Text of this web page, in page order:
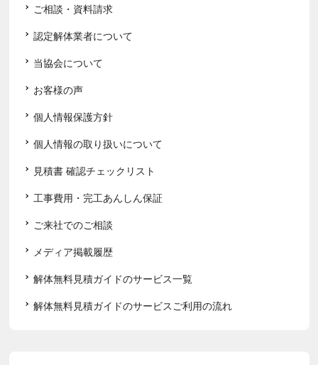
ご相談・資料請求
認定解体業者について
当協会について
お客様の声
個人情報保護方針
個人情報の取り扱いについて
見積書 確認チェックリスト
工事費用・完工あんしん保証
ご来社でのご相談
メディア掲載履歴
解体無料見積ガイドのサービス一覧
解体無料見積ガイドのサービスご利用の流れ